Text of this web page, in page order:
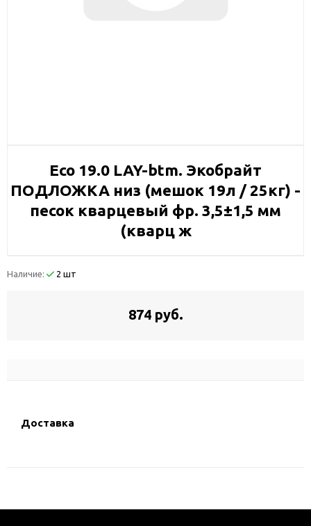
Eco 19.0 LAY-btm. Экобрайт
ПОДЛОЖКА низ (мешок 19л / 25кг) -
песок кварцевый фр. 3,5±1,5 мм
(кварц ж
Наличие: 2 шт
874 руб.
Доставка